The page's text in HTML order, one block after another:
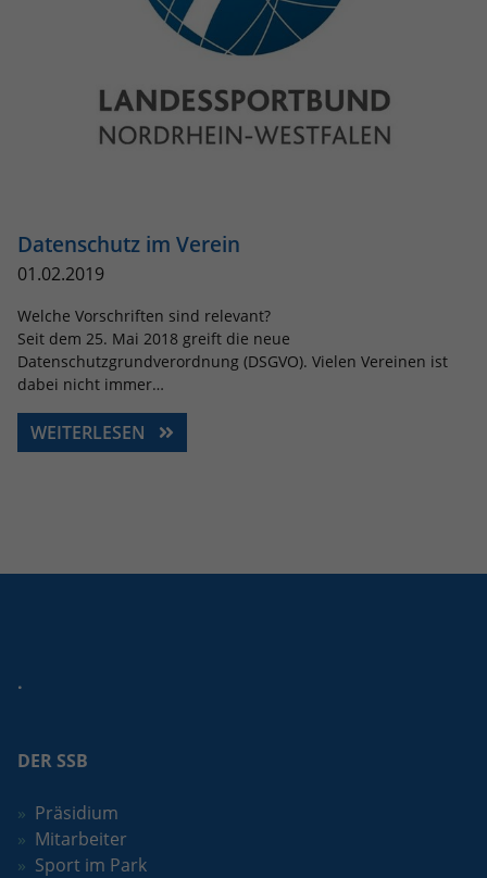
Datenschutz im Verein
01.02.2019
Welche Vorschriften sind relevant?
Seit dem 25. Mai 2018 greift die neue
Datenschutzgrundverordnung (DSGVO). Vielen Vereinen ist
dabei nicht immer…
WEITERLESEN
.
DER SSB
Präsidium
Mitarbeiter
Sport im Park